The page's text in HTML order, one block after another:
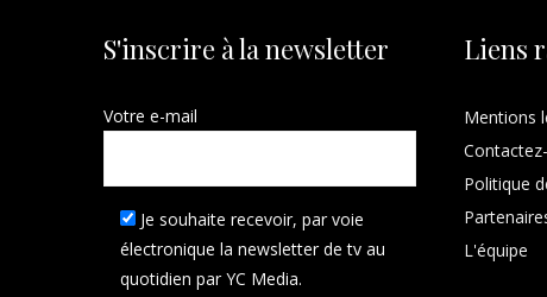
S'inscrire à la newsletter
Votre e-mail
Je souhaite recevoir, par voie
électronique la newsletter de tv au
quotidien par YC Media.
Liens
Mentions
Politique
L'équipe